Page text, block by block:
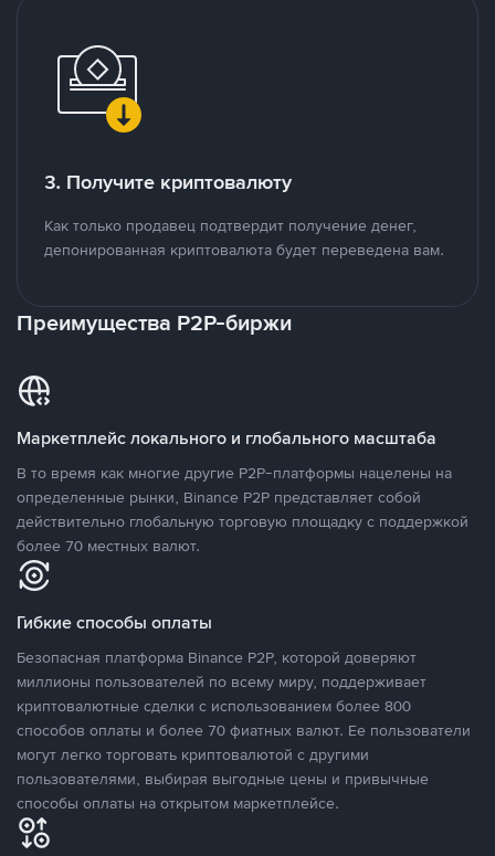
3. Получите криптовалюту
Как только продавец подтвердит получение денег,
депонированная криптовалюта будет переведена вам.
Преимущества P2P-биржи
Маркетплейс локального и глобального масштаба
В то время как многие другие P2P-платформы нацелены на
определенные рынки, Binance P2P представляет собой
действительно глобальную торговую площадку с поддержкой
более 70 местных валют.
Гибкие способы оплаты
Безопасная платформа Binance P2P, которой доверяют
миллионы пользователей по всему миру, поддерживает
криптовалютные сделки с использованием более 800
способов оплаты и более 70 фиатных валют. Ее пользователи
могут легко торговать криптовалютой с другими
пользователями, выбирая выгодные цены и привычные
способы оплаты на открытом маркетплейсе.